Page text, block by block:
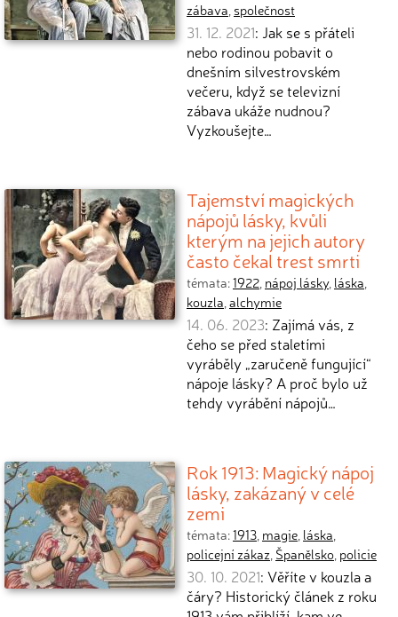
zábava, společnost
31. 12. 2021: Jak se s přáteli
nebo rodinou pobavit o
dnešním silvestrovském
večeru, když se televizní
zábava ukáže nudnou?
Vyzkoušejte…
Tajemství magických
nápojů lásky, kvůli
kterým na jejich autory
často čekal trest smrti
témata:1922, nápoj lásky, láska,
kouzla,alchymie
14. 06. 2023: Zajímá vás, z
čeho se před staletími
vyráběly „zaručeně fungující“
nápoje lásky? A proč bylo už
tehdy vyrábění nápojů…
Rok 1913: Magický nápoj
lásky, zakázaný v celé
zemi
témata:1913, magie, láska,
policejní zákaz, Španělsko, policie
30. 10. 2021: Věříte v kouzla a
čáry? Historický článek z roku